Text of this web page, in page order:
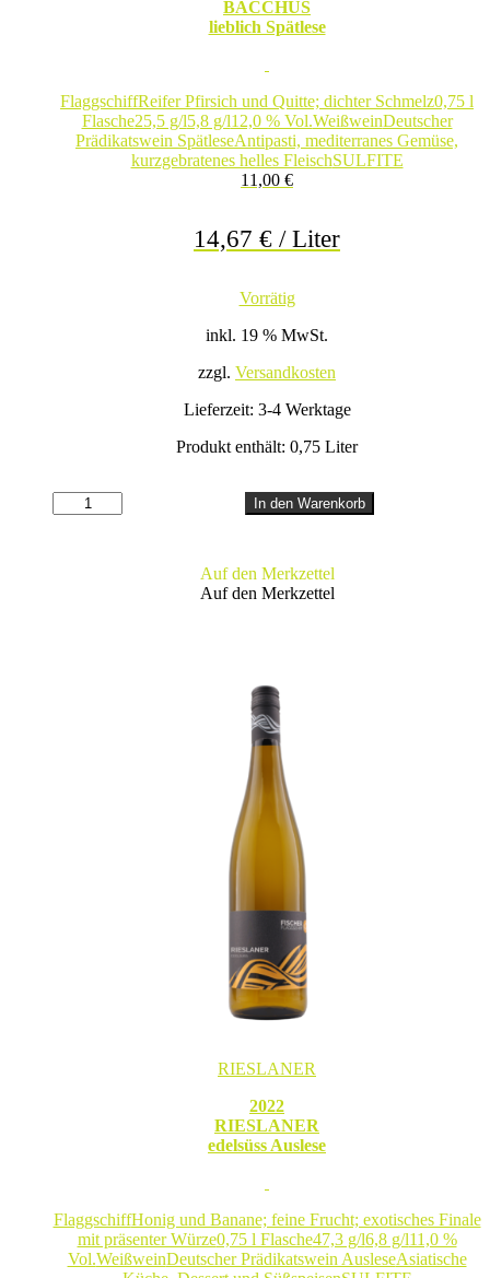
BACCHUS
lieblich Spätlese
FlaggschiffReifer Pfirsich und Quitte; dichter Schmelz0,75 l
Flasche25,5 g/l5,8 g/l12,0 % Vol.WeißweinDeutscher
Prädikatswein SpätleseAntipasti, mediterranes Gemüse,
kurzgebratenes helles FleischSULFITE
11,00 €
14,67 € / Liter
Vorrätig
inkl. 19 % MwSt.
zzgl. Versandkosten
Lieferzeit: 3-4 Werktage
Produkt enthält: 0,75 Liter
BACCHUS
Menge
In den Warenkorb
Auf den Merkzettel
Auf den Merkzettel
RIESLANER
2022
RIESLANER
edelsüss Auslese
FlaggschiffHonig und Banane; feine Frucht; exotisches Finale
mit präsenter Würze0,75 l Flasche47,3 g/l6,8 g/l11,0 %
Vol.WeißweinDeutscher Prädikatswein AusleseAsiatische